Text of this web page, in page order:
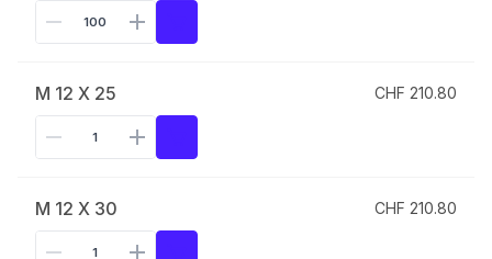
M 12 X 25 CHF 210.80
M 12 X 30 CHF 210.80